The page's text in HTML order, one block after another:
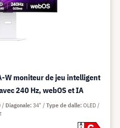
W moniteur de jeu intelligent
240 Hz, webOS et IA
A
Diagonale 34" Type de dalle OLED